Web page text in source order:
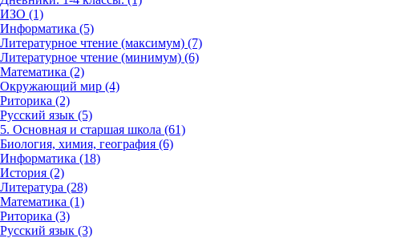
ИЗО (1)
Информатика (5)
Литературное чтение (максимум) (7)
Литературное чтение (минимум) (6)
Математика (2)
Окружающий мир (4)
Риторика (2)
Русский язык (5)
5. Основная и старшая школа (61)
Биология, химия, география (6)
Информатика (18)
История (2)
Литература (28)
Математика (1)
Риторика (3)
Русский язык (3)